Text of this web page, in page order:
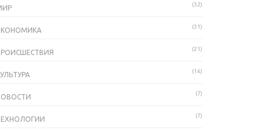
(32)
(31)
(21)
(16)
(7)
(7)